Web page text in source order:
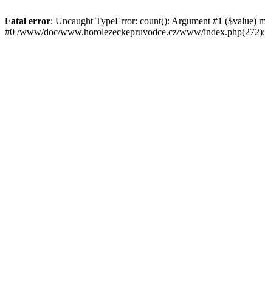
Fatal error: Uncaught TypeError: count(): Argument #1 ($value)
#0 /www/doc/www.horolezeckepruvodce.cz/www/